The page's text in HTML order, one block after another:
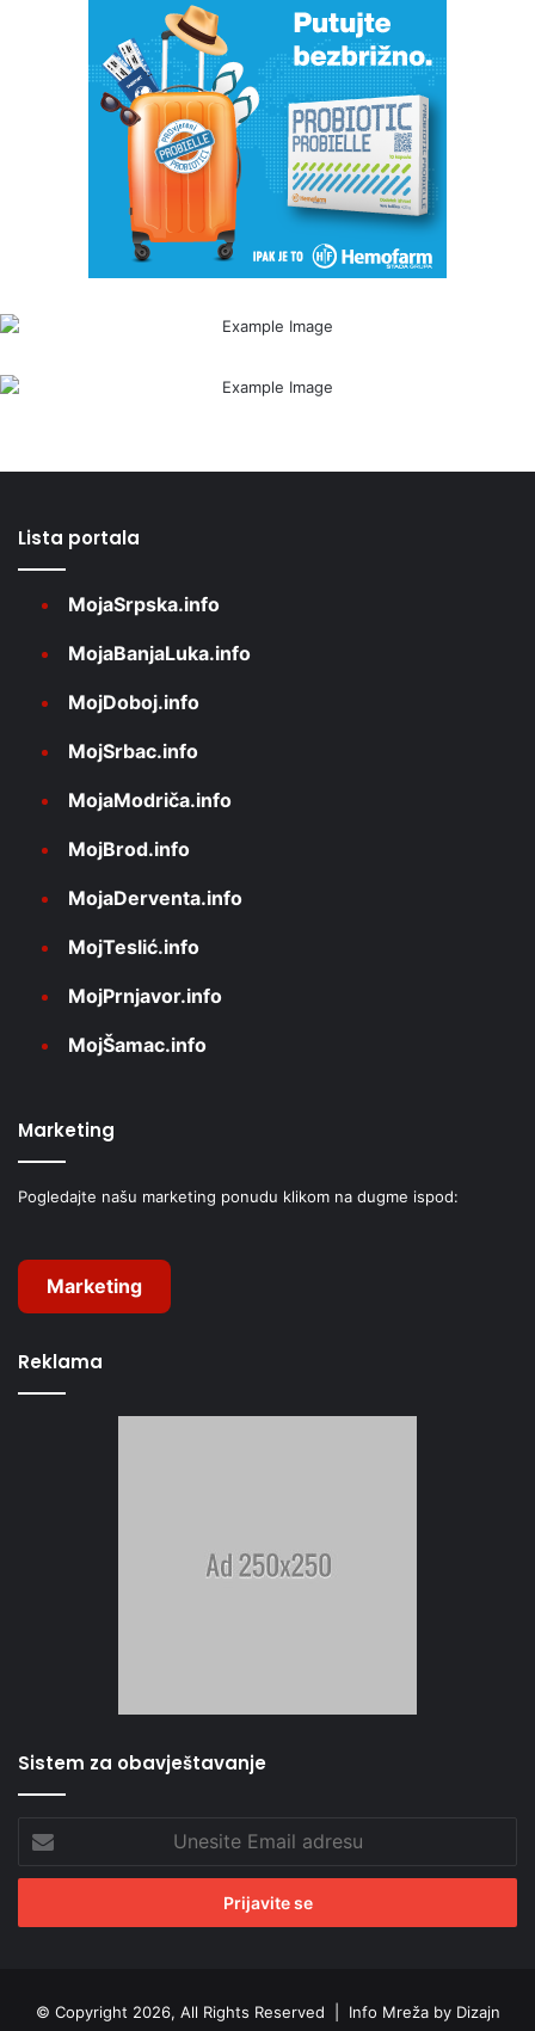
Lista portala
MojaSrpska.info
MojaBanjaLuka.info
MojDoboj.info
MojSrbac.info
MojaModriča.info
MojBrod.info
MojaDerventa.info
MojTeslić.info
MojPrnjavor.info
MojŠamac.info
Marketing
Pogledajte našu marketing ponudu klikom na dugme ispod:
Marketing
Reklama
Sistem za obavještavanje
Email
adresu
© Copyright 2026, All Rights Reserved | Info Mreža by Dizajn